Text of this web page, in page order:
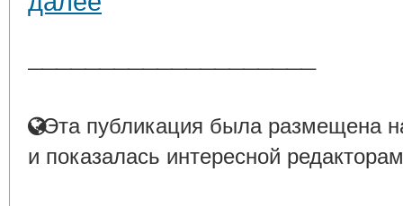
Эта публикация была размещена
и показалась интересной